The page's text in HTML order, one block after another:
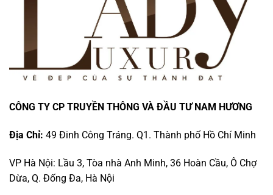
CÔNG TY CP TRUYỀN THÔNG VÀ ĐẦU TƯ NAM HƯƠNG
Địa Chỉ: 49 Đinh Công Tráng. Q1. Thành phố Hồ Chí Minh
VP Hà Nội: Lầu 3, Tòa nhà Anh Minh, 36 Hoàn Cầu, Ô Chợ
Dừa, Q. Đống Đa, Hà Nội